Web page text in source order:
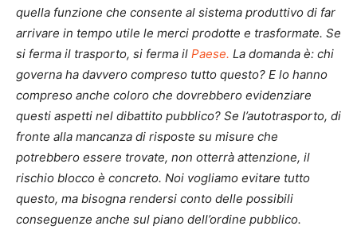
quella funzione che consente al sistema produttivo di far
arrivare in tempo utile le merci prodotte e trasformate. Se
si ferma il trasporto, si ferma il Paese. La domanda è: chi
governa ha davvero compreso tutto questo? E lo hanno
compreso anche coloro che dovrebbero evidenziare
questi aspetti nel dibattito pubblico? Se l’autotrasporto, di
fronte alla mancanza di risposte su misure che
potrebbero essere trovate, non otterrà attenzione, il
rischio blocco è concreto. Noi vogliamo evitare tutto
questo, ma bisogna rendersi conto delle possibili
conseguenze anche sul piano dell’ordine pubblico.